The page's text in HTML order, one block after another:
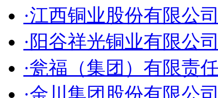
·江西铜业股份有限公
·阳谷祥光铜业有限公
·瓮福（集团）有限责
·金川集团股份有限公